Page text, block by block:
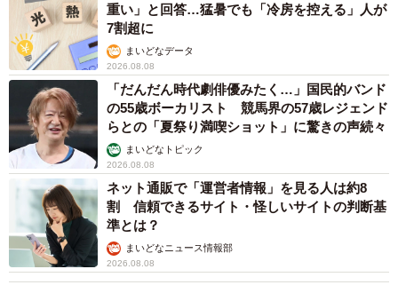
重い」と回答…猛暑でも「冷房を控える」人が
7割超に
まいどなデータ
2026.08.08
「だんだん時代劇俳優みたく…」国民的バンド
の55歳ボーカリスト 競馬界の57歳レジェンド
らとの「夏祭り満喫ショット」に驚きの声続々
まいどなトピック
2026.08.08
ネット通販で「運営者情報」を見る人は約8
割 信頼できるサイト・怪しいサイトの判断基
準とは？
まいどなニュース情報部
2026.08.08